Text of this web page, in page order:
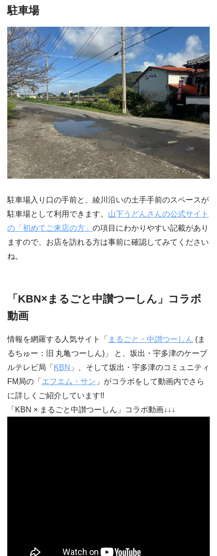
駐車場
駐車場入り口の手前と、綾川沿いの土手手前のスペースが
駐車場として利用できます。 山下うどんさんの公式サイト
の「初めてご来店の方」 の項目にわかりやすい記載があり
ますので、お店を訪れる方は事前に確認してみてください
ね。
「KBN×まるごと中讃つーしん」コラボ
動画
情報を網羅する人気サイト「 まるごと・中讃つーしん (ま
るちゅー：旧 丸亀つーしん)」 と、坂出・宇多津のケーブ
ルテレビ局「 KBN 」、そして坂出・宇多津のコミュニティ
FM局の「 エフエム・サン 」がコラボをして動画内でさら
に詳しくご紹介しています!!
「KBN × まるごと中讃つーしん」コラボ動画↓↓↓